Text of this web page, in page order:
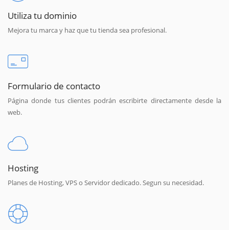
Utiliza tu dominio
Mejora tu marca y haz que tu tienda sea profesional.
Formulario de contacto
Página donde tus clientes podrán escribirte directamente desde la
web.
Hosting
Planes de Hosting, VPS o Servidor dedicado. Segun su necesidad.